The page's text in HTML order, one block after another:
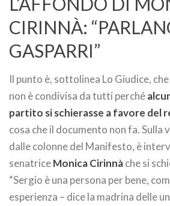
CIRINNÀ:
GASPARRI”
Il punto è, sottolinea Lo Giudice,
non è condivisa da tutti perché
partito si schierasse a favore del
cosa che il documento non fa. Sulla
dalle colonne del Manifesto, è
senatriceMonica Cirinnàche si
“Sergio è una persona per bene,
esperienza – dice la madrina delle